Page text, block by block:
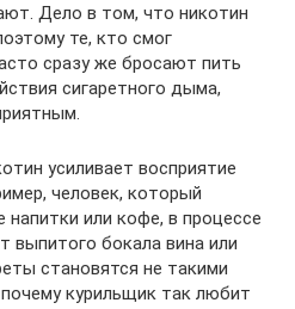
Дело в том, что никотин
те, кто смог
сразу же бросают пить
сигаретного дыма,
усиливает восприятие
человек, который
напитки или кофе, в процессе
выпитого бокала вина или
становятся не такими
курильщик так любит